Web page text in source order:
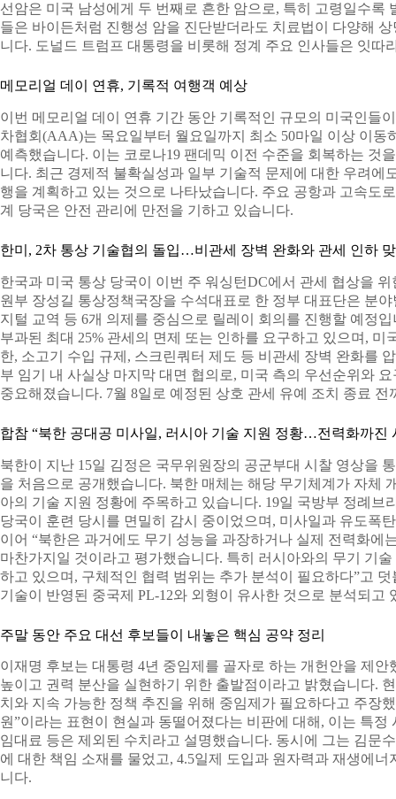
선암은 미국 남성에게 두 번째로 흔한 암으로, 특히 고령일수록
들은 바이든처럼 진행성 암을 진단받더라도 치료법이 다양해
니다. 도널드 트럼프 대통령을 비롯해 정계 주요 인사들은 잇따
메모리얼 데이 연휴, 기록적 여행객 예상
이번 메모리얼 데이 연휴 기간 동안 기록적인 규모의 미국인들
차협회(AAA)는 목요일부터 월요일까지 최소 50마일 이상 이동
예측했습니다. 이는 코로나19 팬데믹 이전 수준을 회복하는 것
니다. 최근 경제적 불확실성과 일부 기술적 문제에 대한 우려에
행을 계획하고 있는 것으로 나타났습니다. 주요 공항과 고속도
계 당국은 안전 관리에 만전을 기하고 있습니다.
한미, 2차 통상 기술협의 돌입…비관세 장벽 완화와 관세 인하
한국과 미국 통상 당국이 이번 주 워싱턴DC에서 관세 협상을
원부 장성길 통상정책국장을 수석대표로 한 정부 대표단은 분
지털 교역 등 6개 의제를 중심으로 릴레이 회의를 진행할 예정
부과된 최대 25% 관세의 면제 또는 인하를 요구하고 있으며, 미
한, 소고기 수입 규제, 스크린쿼터 제도 등 비관세 장벽 완화를
부 임기 내 사실상 마지막 대면 협의로, 미국 측의 우선순위와
중요해졌습니다. 7월 8일로 예정된 상호 관세 유예 조치 종료
합참 “북한 공대공 미사일, 러시아 기술 지원 정황…전력화까진
북한이 지난 15일 김정은 국무위원장의 공군부대 시찰 영상을
을 처음으로 공개했습니다. 북한 매체는 해당 무기체계가 자체
아의 기술 지원 정황에 주목하고 있습니다. 19일 국방부 정례브
당국이 훈련 당시를 면밀히 감시 중이었으며, 미사일과 유도폭
이어 “북한은 과거에도 무기 성능을 과장하거나 실제 전력화에
마찬가지일 것이라고 평가했습니다. 특히 러시아와의 무기 기
하고 있으며, 구체적인 협력 범위는 추가 분석이 필요하다”고
기술이 반영된 중국제 PL-12와 외형이 유사한 것으로 분석되고
주말 동안 주요 대선 후보들이 내놓은 핵심 공약 정리
이재명 후보는 대통령 4년 중임제를 골자로 하는 개헌안을 제
높이고 권력 분산을 실현하기 위한 출발점이라고 밝혔습니다.
치와 지속 가능한 정책 추진을 위해 중임제가 필요하다고 주장
원”이라는 표현이 현실과 동떨어졌다는 비판에 대해, 이는 특정
임대료 등은 제외된 수치라고 설명했습니다. 동시에 그는 김문
에 대한 책임 소재를 물었고, 4.5일제 도입과 원자력과 재생에
니다.